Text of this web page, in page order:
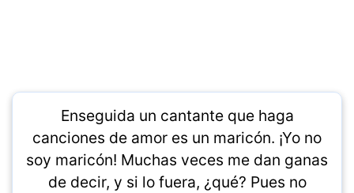
Enseguida un cantante que haga
canciones de amor es un maricón. ¡Yo no
soy maricón! Muchas veces me dan ganas
de decir, y si lo fuera, ¿qué? Pues no